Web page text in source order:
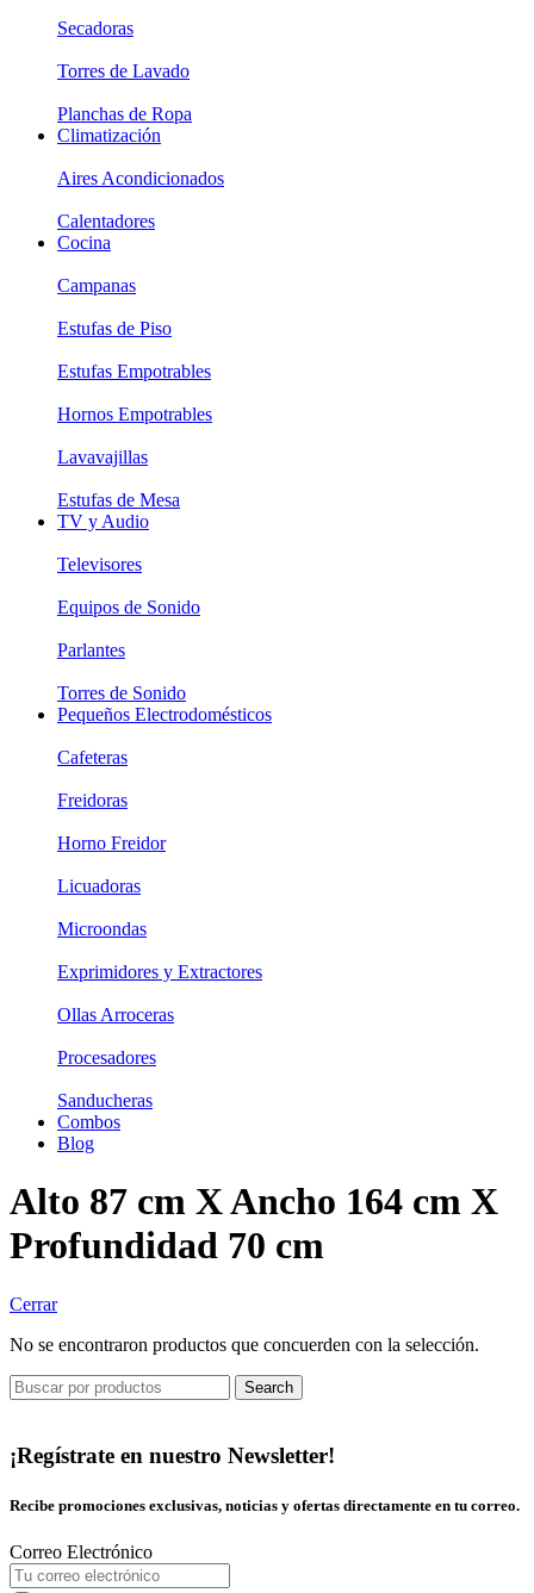
Secadoras
Torres de Lavado
Planchas de Ropa
Climatización
Aires Acondicionados
Calentadores
Cocina
Campanas
Estufas de Piso
Estufas Empotrables
Hornos Empotrables
Lavavajillas
Estufas de Mesa
TV y Audio
Televisores
Equipos de Sonido
Parlantes
Torres de Sonido
Pequeños Electrodomésticos
Cafeteras
Freidoras
Horno Freidor
Licuadoras
Microondas
Exprimidores y Extractores
Ollas Arroceras
Procesadores
Sanducheras
Combos
Blog
Alto 87 cm X Ancho 164 cm X
Profundidad 70 cm
Cerrar
No se encontraron productos que concuerden con la selección.
Search
¡Regístrate en nuestro Newsletter!
Recibe promociones exclusivas, noticias y ofertas directamente en tu correo.
Correo Electrónico